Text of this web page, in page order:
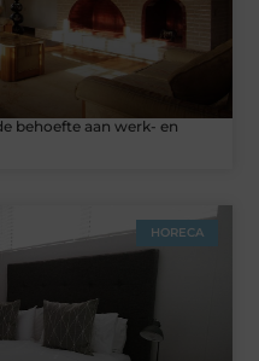
behoefte aan werk- en
HORECA